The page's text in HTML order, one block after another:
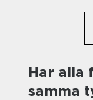
Har alla
samma